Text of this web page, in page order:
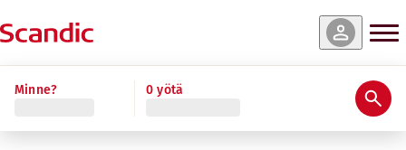
Minne? 0 yötä